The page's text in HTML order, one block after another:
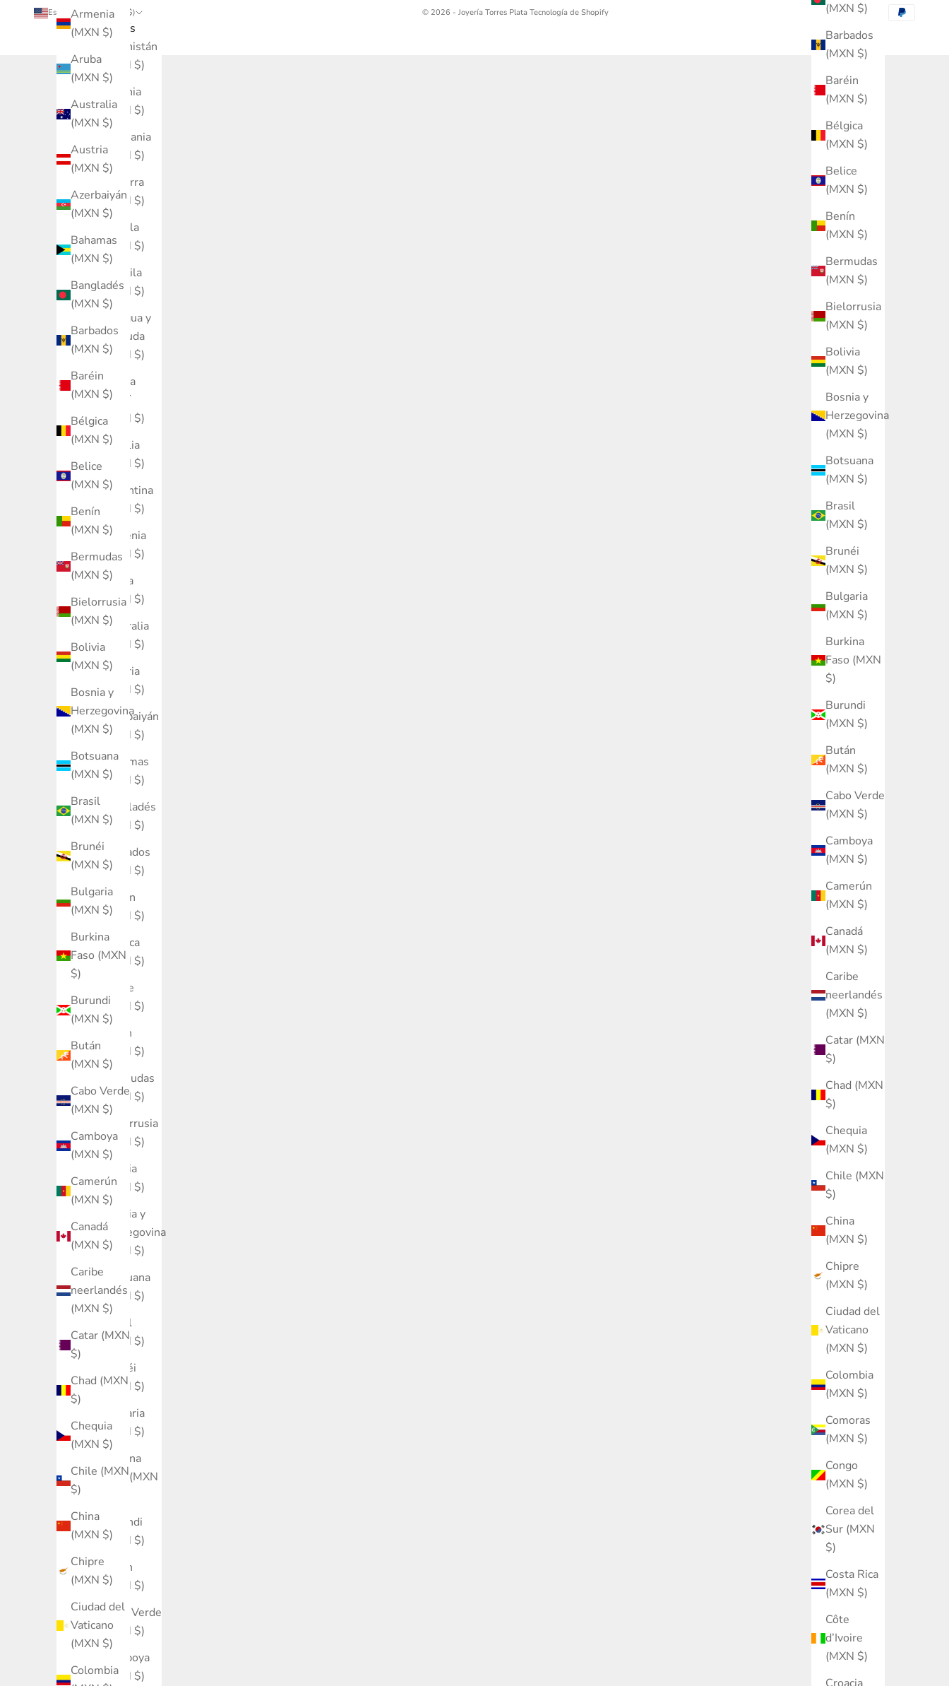
(MXN $)
Barbados
(MXN $)
Baréin
(MXN $)
Bélgica
(MXN $)
Belice
(MXN $)
Benín
(MXN $)
Bermudas
(MXN $)
Bielorrusia
(MXN $)
Bolivia
(MXN $)
Bosnia y
Herzegovina
(MXN $)
Botsuana
(MXN $)
Brasil
(MXN $)
Brunéi
(MXN $)
Bulgaria
(MXN $)
Burkina
Faso (MXN
$)
Burundi
(MXN $)
Bután
(MXN $)
Cabo Verde
(MXN $)
Camboya
(MXN $)
Camerún
(MXN $)
Canadá
(MXN $)
Caribe
neerlandés
(MXN $)
Catar (MXN
$)
Chad (MXN
$)
Chequia
(MXN $)
Chile (MXN
$)
China
(MXN $)
Chipre
(MXN $)
Ciudad del
Vaticano
(MXN $)
Colombia
(MXN $)
Comoras
(MXN $)
Congo
(MXN $)
Corea del
Sur (MXN
$)
Costa Rica
(MXN $)
Côte
d’Ivoire
(MXN $)
Armenia
(MXN $)
Aruba
(MXN $)
Australia
(MXN $)
Austria
(MXN $)
Azerbaiyán
(MXN $)
Bahamas
(MXN $)
Bangladés
(MXN $)
Barbados
(MXN $)
Baréin
(MXN $)
Bélgica
(MXN $)
Belice
(MXN $)
Benín
(MXN $)
Bermudas
(MXN $)
Bielorrusia
(MXN $)
Bolivia
(MXN $)
Bosnia y
Herzegovina
(MXN $)
Botsuana
(MXN $)
Brasil
(MXN $)
Brunéi
(MXN $)
Bulgaria
(MXN $)
Burkina
Faso (MXN
$)
Burundi
(MXN $)
Bután
(MXN $)
Cabo Verde
(MXN $)
Camboya
(MXN $)
Camerún
(MXN $)
Canadá
(MXN $)
Caribe
neerlandés
(MXN $)
Catar (MXN
$)
Chad (MXN
$)
Chequia
(MXN $)
Chile (MXN
$)
China
(MXN $)
Chipre
(MXN $)
Ciudad del
Vaticano
(MXN $)
Colombia
Estados Unidos (MXN $)
País
Afganistán
(MXN $)
Albania
(MXN $)
Alemania
(MXN $)
Andorra
(MXN $)
Angola
(MXN $)
Anguila
(MXN $)
Antigua y
Barbuda
(MXN $)
Arabia
Saudí
(MXN $)
Argelia
(MXN $)
Argentina
(MXN $)
Armenia
(MXN $)
Aruba
(MXN $)
Australia
(MXN $)
Austria
(MXN $)
Azerbaiyán
(MXN $)
Bahamas
(MXN $)
Bangladés
(MXN $)
Barbados
(MXN $)
Baréin
(MXN $)
Bélgica
(MXN $)
Belice
(MXN $)
Benín
(MXN $)
Bermudas
(MXN $)
Bielorrusia
(MXN $)
Bolivia
(MXN $)
Bosnia y
Herzegovina
(MXN $)
Botsuana
(MXN $)
Brasil
(MXN $)
Brunéi
(MXN $)
Bulgaria
(MXN $)
Burkina
Faso (MXN
Burundi
(MXN $)
Bután
(MXN $)
Cabo Verde
(MXN $)
Camboya
(MXN $)
© 2026 - Joyería Torres Plata Tecnología de Shopify